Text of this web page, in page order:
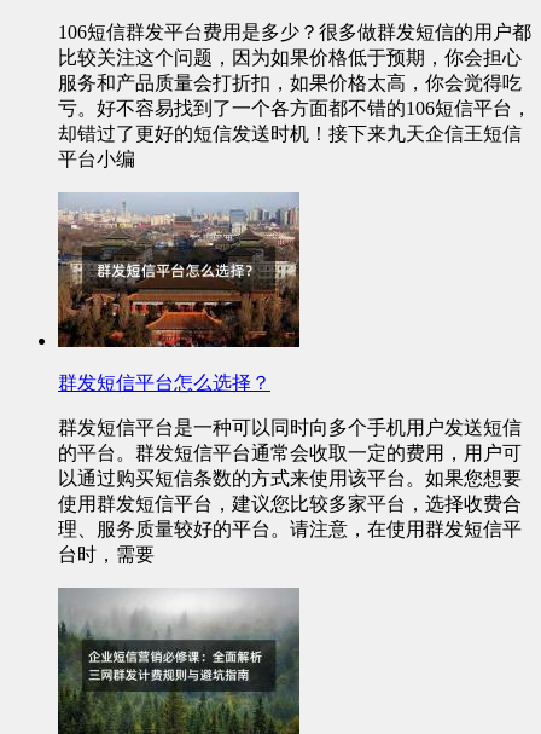
106短信群发平台费用是多少？很多做群发短信的用户都
比较关注这个问题，因为如果价格低于预期，你会担心
服务和产品质量会打折扣，如果价格太高，你会觉得吃
亏。好不容易找到了一个各方面都不错的106短信平台，
却错过了更好的短信发送时机！接下来九天企信王短信
平台小编
群发短信平台怎么选择？
群发短信平台是一种可以同时向多个手机用户发送短信
的平台。群发短信平台通常会收取一定的费用，用户可
以通过购买短信条数的方式来使用该平台。如果您想要
使用群发短信平台，建议您比较多家平台，选择收费合
理、服务质量较好的平台。请注意，在使用群发短信平
台时，需要